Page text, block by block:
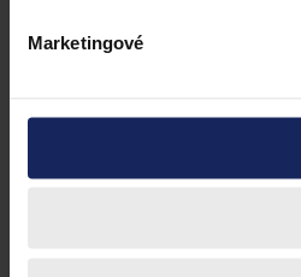
Marketingové